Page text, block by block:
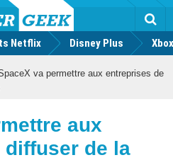
Netflix Disney Plus
va permettre aux entreprises de
aux
de la
Twitter Youtube